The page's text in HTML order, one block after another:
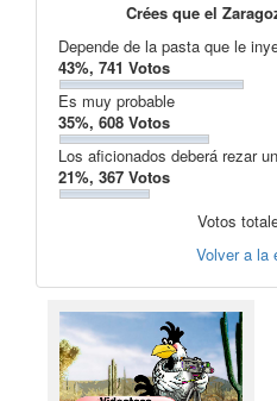
Crées que el
Depende de la pasta que le
43%, 741 Votos
Es muy probable
35%, 608 Votos
Los aficionados deberá rezar
21%, 367 Votos
Votos
Volver a la